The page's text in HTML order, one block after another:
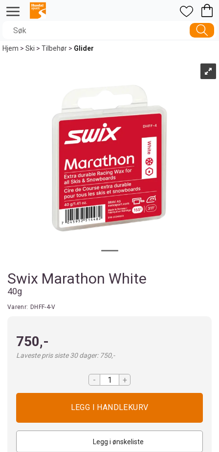
Hjem>Ski>Tilbehør>Glider
Swix Marathon White
40g
Varenr: DHFF-4-V
750,-
Laveste pris siste 30 dager: 750,-
- +
Legg i ønskeliste